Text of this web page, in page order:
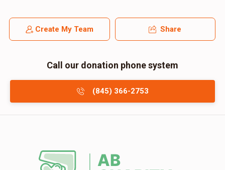
Create My Team Share
Call our donation phone system
(845) 366-2753